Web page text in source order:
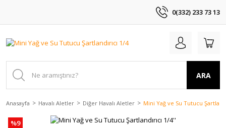
0(332) 233 73 13
ARA
Anasayfa Havalı Aletler Diğer Havalı Aletler Mini Yağ ve Su Tutucu
%9